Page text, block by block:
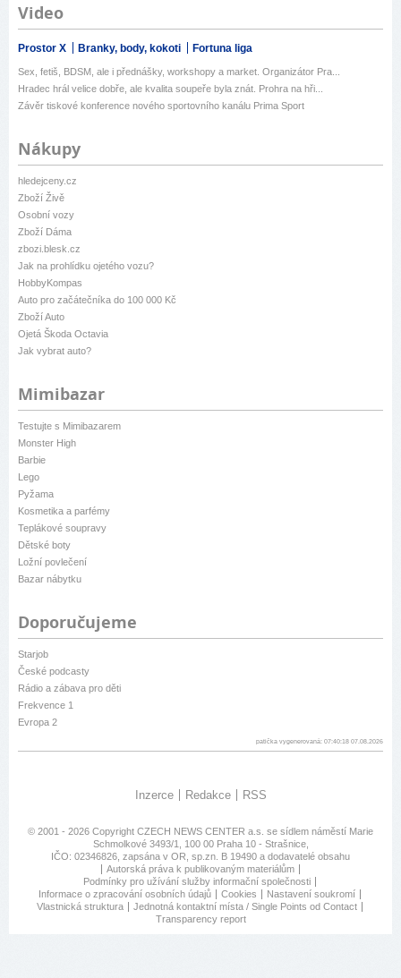
Video
Prostor X Branky, body, kokoti Fortuna liga
Sex, fetiš, BDSM, ale i přednášky, workshopy a market. Organizátor Pra...
Hradec hrál velice dobře, ale kvalita soupeře byla znát. Prohra na hři...
Závěr tiskové konference nového sportovního kanálu Prima Sport
Nákupy
hledejceny.cz
Zboží Živě
Osobní vozy
Zboží Dáma
zbozi.blesk.cz
Jak na prohlídku ojetého vozu?
HobbyKompas
Auto pro začátečníka do 100 000 Kč
Zboží Auto
Ojetá Škoda Octavia
Jak vybrat auto?
Mimibazar
Testujte s Mimibazarem
Monster High
Barbie
Lego
Pyžama
Kosmetika a parfémy
Teplákové soupravy
Dětské boty
Ložní povlečení
Bazar nábytku
Doporučujeme
Starjob
České podcasty
Rádio a zábava pro děti
Frekvence 1
Evropa 2
patička vygenerovaná: 07:40:18 07.08.2026
Inzerce Redakce RSS
© 2001 - 2026 Copyright CZECH NEWS CENTER a.s. se sídlem náměstí Marie
Schmolkové 3493/1, 100 00 Praha 10 - Strašnice,
IČO: 02346826, zapsána v OR, sp.zn. B 19490 a dodavatelé obsahu
Autorská práva k publikovaným materiálům
Podmínky pro užívání služby informační společnosti
Informace o zpracování osobních údajů
Cookies
Nastavení soukromí
Vlastnická struktura
Jednotná kontaktní místa / Single Points od Contact
Transparency report